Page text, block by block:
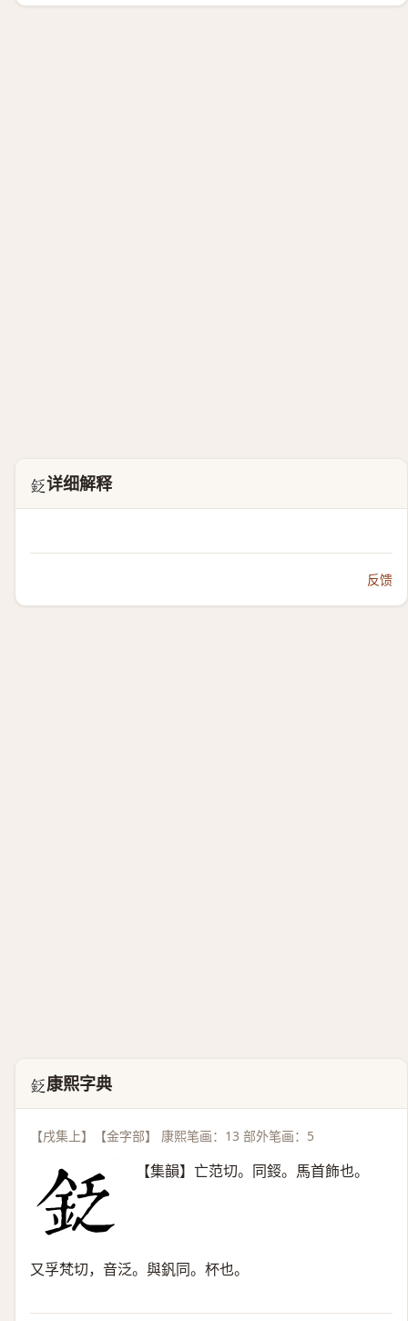
𨥧详细解释
反馈
𨥧 康熙字典
【戌集上】【金字部】 康熙笔画：13 部外笔画：5
【集韻】亡范切。同鋄。馬首飾也。
又孚梵切，音泛。與釩同。杯也。